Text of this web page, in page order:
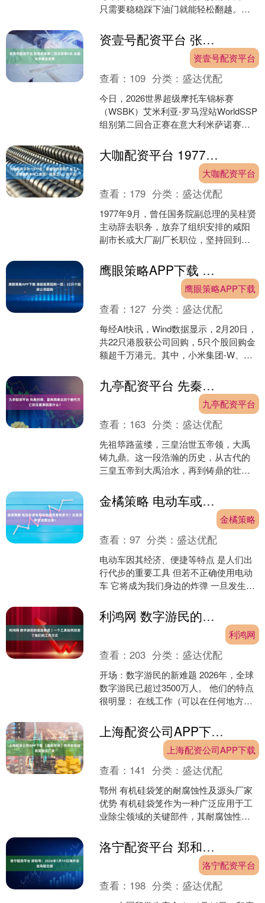
只需要稳稳踩下油门就能轻松翻越。这
术的降维打击——四....
资壹号配资平台 张雪机车第二回合获第8名 法国车手稳定发挥
资壹号配资平台
查看： 109 分类： 盛达优配
今日，2026世界超级摩托车锦标赛
（WSBK）艾米利亚-罗马涅站WorldSSP
组别第二回合正赛在意大利米萨诺赛道
国车手瓦....
大咖配资平台 1977年，吴桂贤辞职回厂当工人，当晚直奔车间上夜班：我是工人，能干活！
大咖配资平台
查看： 179 分类： 盛达优配
1977年9月，曾任国务院副总理的吴桂贤
主动辞去职务，放弃了组织安排的咸阳
副市长或大厂副厂长职位，坚持回到西
陕西咸阳的当晚，得....
鹰眼策略APP下载 港股股票回购一览：22只个股获公司回购
鹰眼策略APP下载
查看： 127 分类： 盛达优配
每经AI快讯，Wind数据显示，2月20日，
共22只港股获公司回购，5只个股回购金
额超千万港元。其中，小米集团-W、吉
获公司回....
九亭配资平台 先秦时期，夏商周秦这四个朝代灭亡的主要原因是什么？
九亭配资平台
查看： 163 分类： 盛达优配
先祖筚路蓝缕，三皇治世五帝领，大禹
铸九鼎。这一段浩瀚的历史，从古代的
三皇五帝到大禹治水，再到铸鼎的壮丽
大。时光如流水，韶华稍纵....金橘策略 电动车或电瓶进电梯危害有多大？这些消防安全要注意！
金橘策略
查看：97 分类： 盛达优配
电动车因其经济、便捷等特点 是人们出
行代步的重要工具 但若不正确使用电动
车 它将成为我们身边的炸弹 一旦发生事
安全 请勿心....
利鸿网 数字游民的语言焦虑｜一个工具如何改变了他们的工作方式
利鸿网
查看：203 分类： 盛达优配
开场：数字游民的新难题 2026年，全球
数字游民已超过3500万人。 他们的特点
很明显： 在线工作（可以在任何地方）
球团队....
上海配资公司APP下载 【鑫泉环保】鄂州有机硅袋笼源头厂家
上海配资公司APP下载
查看： 141 分类： 盛达优配
鄂州 有机硅袋笼的耐腐蚀性及源头厂家
优势 有机硅袋笼作为一种广泛应用于工
业除尘领域的关键部件，其耐腐蚀性能
随着环保要求的日益严.... 洛宁配资平台 郑和号：2026年1月19日海外安全风险日报
洛宁配资平台
查看： 198 分类： 盛达优配